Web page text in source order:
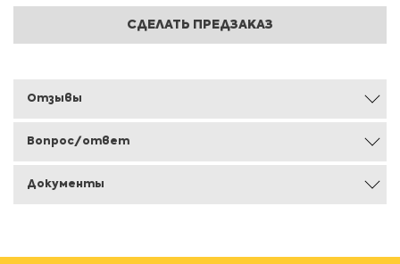
СДЕЛАТЬ ПРЕДЗАКАЗ
Отзывы
Вопрос/ответ
Документы